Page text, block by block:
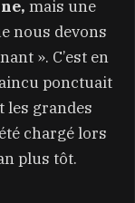
mais une
nous devons
». C’est en
ponctuait
les grandes
chargé lors
plus tôt.